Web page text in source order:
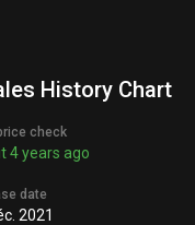
History Chart
check
4 years ago
date
2021